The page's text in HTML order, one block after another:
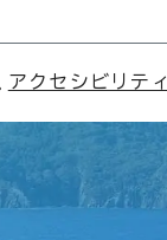
アクセシビリティ